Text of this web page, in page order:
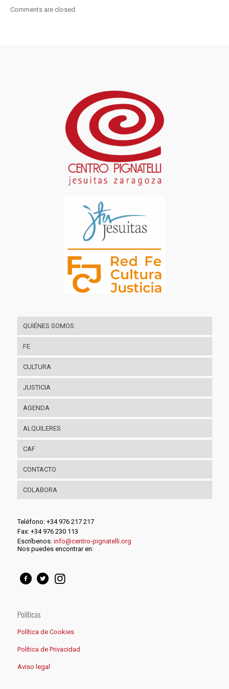
Comments are closed.
QUIÉNES SOMOS
FE
CULTURA
JUSTICIA
AGENDA
ALQUILERES
CAF
CONTACTO
COLABORA
Teléfono: +34 976 217 217
Fax: +34 976 230 113
Escríbenos: info@centro-pignatelli.org
Nos puedes encontrar en:
Políticas
Política de Cookies
Política de Privacidad
Aviso legal